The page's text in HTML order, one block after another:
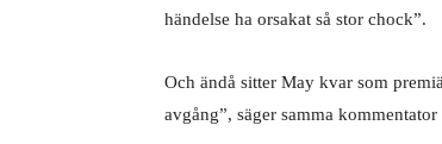
händelse ha orsakat så stor chock”.
Och ändå sitter May kvar som
avgång”, säger samma kommentator